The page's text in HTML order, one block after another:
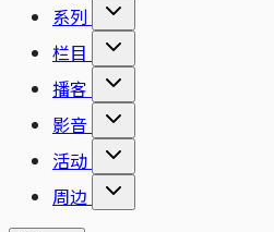
系列
栏目
播客
影音
活动
周边